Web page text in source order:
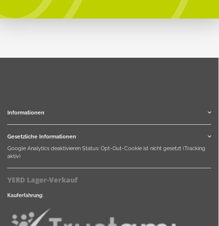
Informationen
Gesetzliche Informationen
Google Analytics deaktivieren Status: Opt-Out-Cookie ist nicht gesetzt (Tracking
aktiv)
YERD Lager-Verkauf
Kauferfahrung: